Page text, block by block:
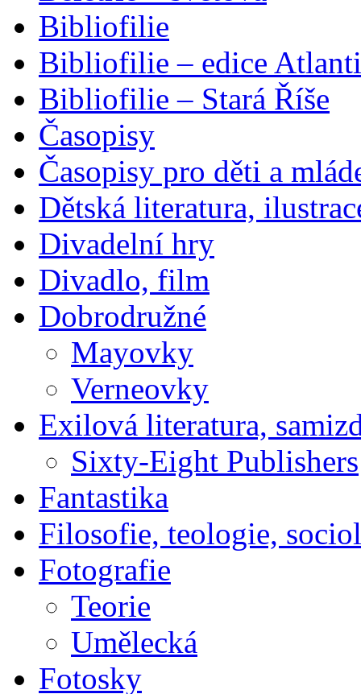
Bibliofilie
Bibliofilie – edice
Bibliofilie – Stará Říše
Časopisy
Časopisy pro děti a
Dětská literatura,
Divadelní hry
Divadlo, film
Dobrodružné
Mayovky
Verneovky
Exilová literatura,
Sixty-Eight Publishers
Fantastika
Filosofie, teologie,
Fotografie
Teorie
Umělecká
Fotosky